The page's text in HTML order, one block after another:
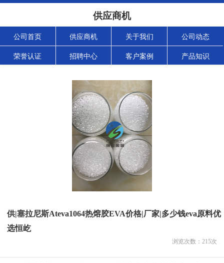
供应商机
公司首页 供应商机 关于我们 公司动态
荣誉认证 招聘中心 客户案例 产品知识
供|塞拉尼斯Ateva1064热熔胶EVA价格|厂家|多少钱eva原料优
选恒屹
浏览次数： 215次